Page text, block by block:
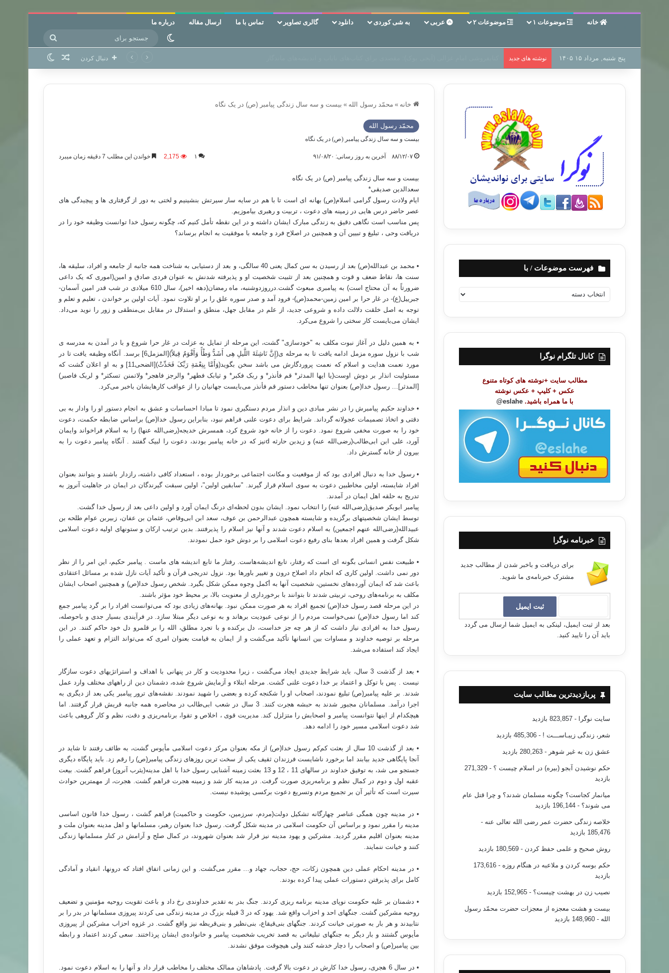
خانه موضوعات ۱ موضوعات ۲ عربی به شی کوردی دانلود گالری تصاویر تماس با ما ارسال مقاله درباره ما
تغییر پوسته
برای پنج شنبه, مرداد ۱۵ ۱۴۰۵ نوشته های جدید دنبال کردن نوشته تصادفی
خانه » محمّد رسول الله » بیست و سه سال زندگی پیامبر (ص) در یک نگاه
محمّد رسول الله
بیست و سه سال زندگی پیامبر (ص) در یک نگاه
۸۸/۱۲/۰۷ آخرین به روز رسانی: ۹۱/۰۸/۲۰ ۱ 2,175 خواندن این مطلب 7 دقیقه زمان میبرد
بیست و سه سال زندگی پیامبر (ص) در یک نگاه
سعدالدین صدیقی*
ایام ولادت رسول گرامی اسلام(ص) بهانه ای است تا با هم در سایه سار سیرتش بنشینیم و لختی به دور از گرفتاری ها و پیچیدگی های
عصر حاضر درس هایی در زمینه های دعوت ، تربیت و رهبری بیاموزیم.
پس مناسب است نگاهی دقیق به زندگی مبارک ایشان داشته و در این نقطه تأمل کنیم که، چگونه رسول خدا توانست وظیفه خود را در
دریافت وحی ، تبلیغ و تبیین آن و همچنین در اصلاح فرد و جامعه با موفقیت به انجام برساند؟
• محمد بن عبدالله(ص) بعد از رسیدن به سن کمال یعنی 40 سالگی، و بعد از دستیابی به شناخت همه جانبه از جامعه و افراد، سلیقه ها،
سنت ها، نقاط ضعف و قوت و همچنین بعد از تثبیت شخصیت او و پذیرفته شدنش به عنوان فردی صادق و امین(اموری که یک داعی
ضرورتاً به آن محتاج است) به پیامبری مبعوث گشت.درروزدوشنبه، ماه رمضان(دهه اخیر)، سال 610 میلادی در شب قدر امین آسمان-
جبرییل(ع)- در غار حرا بر امین زمین-محمد(ص)- فرود آمد و صدر سوره علق را بر او تلاوت نمود. آیات اولین بر خواندن ، تعلیم و تعلم و
توجه به اصل خلقت دلالت داده و شروعی جدید، از علم در مقابل جهل، منطق و استدلال در مقابل بی‌منطقی و زور را نوید می‌داد.
ایشان می‌بایست کار سختی را شروع می‌کرد.
• به همین دلیل در آغاز نبوت مکلف به "خودسازی" گشت، این مرحله از تمایل به عزلت در غار حرا شروع و با در آمدن به مدرسه ی
شب با نزول سوره مزمل ادامه یافت تا به مرحله ی(إِنَّ نَاشِئَةَ اللَّیلِ هِی أَشَدُّ وَطْأً وَأَقْوَمُ قِیلاً)[المزمل6] برسد. آنگاه وظیفه یافت تا در
مورد نعمت هدایت و اسلام که نعمت پروردگارش می باشد سخن بگوید(وَأَمَّا بِنِعْمَةِ رَبِّکَ فَحَدِّثْ)[الضحی11] و به او اعلان گشت که
مسئولیت انذار بر دوش اوست(یا ایها المدثر* قم فأنذر* و ربک فکبر* و ثیابک فطهر* والرجز فاهجر* ولاتمنن تسکثر* و لربک فاصبر)
[المدثر]… رسول خدا(ص) بعنوان تنها مخاطب دستور قم فأنذر می‌بایست جهانیان را از عواقب کارهایشان باخبر می‌کرد.
• خداوند حکیم پیامبرش را در نشر مبادی دین و انذار مردم دستگیری نمود تا مبادا احساسات و عشق به انجام دستور او را وادار به بی
دقتی و اتخاذ تصمیمات عجولانه گرداند. شرایط برای دعوت علنی فراهم نبود، بنابراین رسول خدا(ص) براساس ضابطه حکمت، دعوت
خود را به صورت مخفی شروع نمود. دعوت را از خانه خود شروع کرد، همسرش خدیجه(رضی‌‌الله عنها) را به اسلام فراخواند وایمان
آورد، علی ابن ابی‌طالب(رضی‌‌الله عنه) و زیدبن حارثه dنیز که در خانه پیامبر بودند، دعوت را لبیک گفتند . آنگاه پیامبر دعوت را به
بیرون از خانه گسترش داد.
• رسول خدا به دنبال افرادی بود که از موقعیت و مکانت اجتماعی برخوردار بوده ، استعداد کافی داشته، رازدار باشند و بتوانند بعنوان
افراد شایسته، اولین مخاطبین دعوت به سوی اسلام قرار گیرند. "سابقین اولین"، اولین سبقت گیرندگان در ایمان در جاهلیت آنروز به
تدریج به حلقه اهل ایمان در آمدند.
پیامبر ابوبکر صدیق(رضی‌‌الله عنه) را انتخاب نمود. ایشان بدون لحظه‌ای درنگ ایمان آورد و اولین داعی بعد از رسول خدا گشت.
توسط ایشان شخصیتهای برگزیده و شایسته همچون عبدالرحمن بن عوف، سعد ابن ابی‌وقاص، عثمان بن عفان، زبیربن عوام طلحه بن
عبیدالله(رضی‌الله عنهم اجمعین) به اسلام دعوت شدند و آنها نیز اسلام را پذیرفتند. بدین ترتیب ارکان و ستونهای اولیه دعوت اسلامی
شکل گرفت و همین افراد بعدها بنای رفیع دعوت اسلامی را بر دوش خود حمل نمودند.
• طبیعت نفس انسانی بگونه ای است که رفتار، تابع اندیشه‌هاست. رفتار ما تابع اندیشه های ماست . پیامبر حکیم، این امر را از نظر
دور نمی داشت. اولین کاری که انجام داد اصلاح درون و تغییر باورها بود. نزول تدریجی قرآن و تأکید آیات نازل شده بر مسائل اعتقادی
باعث شد که ایمان آورده‌‌های نخستین، شخصیت آنها به أکمل وجوه ممکن شکل بگیرد. شخص رسول خدا(ص) و همچنین اصحاب ایشان
مکلف به برنامه‌های روحی، تربیتی شدند تا بتوانند با برخورداری از معنویت بالا، بر محیط خود مؤثر باشند.
در این مرحله قصد رسول خدا(ص) تجمیع افراد به هر صورت ممکن نبود. بهانه‌های زیادی بود که می‌توانست افراد را بر گرد پیامبر جمع
کند اما رسول خدا(ص) نمی‌خواست مردم را از نوعی عبودیت برهاند و به نوعی دیگر مبتلا سازد. در فرآیندی بسیار جدی و باحوصله،
رسول خدا به افرادی نیاز داشت که از هر چه جز خداست، دل برکنده و با تجرد مطلق، الله را بر قلمرو دل خود حاکم کنند. در این
مرحله بر توصیه‌ خداوند و مساوات بین انسانها تأکید می‌گشت و از ایمان به قیامت بعنوان امری که می‌تواند التزام و تعهد عملی را
ایجاد کند استفاده می‌شد.
• بعد از گذشت 3 سال، باید شرایط جدیدی ایجاد می‌گشت ، زیرا محدودیت و کار در پنهانی با اهداف و استراتژیهای دعوت سازگار
نیست . پس با توکل و اعتماد بر خدا دعوت علنی گشت. مرحله ابتلاء و آزمایش شروع شده، دشمنان دین از راههای مختلف وارد عمل
شدند. بر علیه پیامبر(ص) تبلیغ نمودند، اصحاب او را شکنجه کرده و بعضی را شهید نمودند. نقشه‌های ترور پیامبر یکی بعد از دیگری به
اجرا درآمد. مسلمانان مجبور شدند به حبشه هجرت کنند. 3 سال در شعب ابی‌طالب در محاصره همه جانبه قریش قرار گرفتند. اما
هیچکدام از اینها نتوانست پیامبر و اصحابش را متزلزل کند. مدیریت قوی ، اخلاص و تقوا، برنامه‌ریزی و دقت، نظم و کار گروهی باعث
شد دعوت اسلامی مسیر خود را ادامه دهد.
• بعد از گذشت 10 سال از بعثت کم‌کم رسول خدا(ص) از مکه بعنوان مرکز دعوت اسلامی مأیوس گشت، به طائف رفتند تا شاید در
آنجا پایگاهی جدید بیابند اما برخورد ناشایست فرزندان ثقیف یکی از سخت ترین روزهای زندگی پیامبر(ص) را رقم زد. باید پایگاه دیگری
جستجو می شد، به توفیق خداوند در سالهای 11 ، 12 و 13 بعثت زمینه آشنایی رسول خدا با اهل مدینه(یثرب آنروز) فراهم گشت. بیعت
عقبه اول و دوم در کمال نظم و برنامه‌ریزی صورت گرفت. در مدینه کار شد و زمینه هجرت فراهم گشت. هجرت، از مهمترین حوادث
سیرت است که تأثیر آن بر تجمیع مردم وتسریع دعوت برکسی پوشیده نیست.
• در مدینه چون همگی عناصر چهارگانه تشکیل دولت(مردم، سرزمین، حکومت و حاکمیت) فراهم گشت ، رسول خدا قانون اساسی
مدینه را مقرر نمود و براساس آن حکومت اسلامی در مدینه شکل گرفت. رسول خدا بعنوان رهبر، مسلمانها و اهل مدینه بعنوان ملت و
مدینه بعنوان اقلیم مقرر گردید. مشرکین و یهود مدینه نیز قرار شد بعنوان شهروند، در کمال صلح و آرامش در کنار مسلمانها زندگی
کنند و خیانت ننمایند.
• در مدینه احکام عملی دین همچون زکات، حج، حجاب، جهاد و… مقرر می‌گشت. و این زمانی اتفاق افتاد که درونها، انقیاد و آمادگی
کامل برای پذیرفتن دستورات عملی پیدا کرده بودند.
• دشمنان بر علیه حکومت نوپای مدینه برنامه ریزی کردند. جنگ بدر به تقدیر خداوندی رخ داد و باعث تقویت روحیه مؤمنین و تضعیف
روحیه مشرکین گشت. جنگهای احد و احزاب واقع شد. یهود که در 3 قبیله بزرگ در مدینه زندگی می کردند پیروزی مسلمانها در بدر را بر
نتابیدند و هر بار به صورتی خیانت کردند. جنگهای بنی‌قیقاع، بنی‌نظیر و بنی‌قریظه نیز واقع گشت. در غزوه احزاب مشرکین از پیروزی
مأیوس گشتند و بار دیگر به جنگهای تبلیغاتی به قصد تخریب شخصیت پیامبر و خانواده‌ی ایشان پرذاختند. سعی کردند اعتماد و رابطه
بین پیامبر(ص) و اصحاب را دچار خدشه کنند ولی هیچوقت موفق نشدند.
• در سال 6 هجری، رسول خدا کارش در دعوت بالا گرفت. پادشاهان ممالک مختلف را مخاطب قرار داد و آنها را به اسلام دعوت نمود.
فهرست موضوعات / با
ه
ت
ض
کانال تلگرام نوگرا
مطالب سایت +نوشته های کوتاه متنوع
عکس + کلیپ + عکس نوشته
با ما همراه باشید. eslahe@
خبرنامه نوگرا
برای دریافت و باخبر شدن از مطالب جدید
مشترک خبرنامه‌ی ما شوید.
بعد از ثبت ایمیل، لینکی به ایمیل شما ارسال می گردد
باید آن را تایید کنید.
پربازدیدترین مطالب سایت
سایت نوگرا - 823,857 بازدید
شعر، زندگی زیبـاســـت ! - 485,306 بازدید
عشق زن به غیر شوهر - 280,263 بازدید
حکم نوشیدن آبجو (بیره) در اسلام چیست ؟
- 271,329
بازدید
میانمار کجاست؟ چگونه مسلمان شدند؟ و چرا قتل عام
می شوند؟ - 196,144 بازدید
خلاصه زندگی حضرت عمر رضی الله تعالی عنه -
185,476 بازدید
روش صحیح و علمی حفظ کردن - 180,569 بازدید
حکم بوسه کردن و ملاعبه در هنگام روزه
- 173,616
بازدید
نصیب زن در بهشت چیست؟ - 152,965 بازدید
بیست و هشت معجزه از معجزات حضرت محمّد رسول
الله - 148,960 بازدید